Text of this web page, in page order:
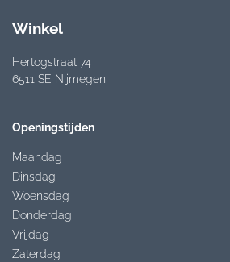
Winkel
Hertogstraat 74
6511 SE Nijmegen
Openingstijden
Maandag
Dinsdag
Woensdag
Donderdag
Vrijdag
Zaterdag